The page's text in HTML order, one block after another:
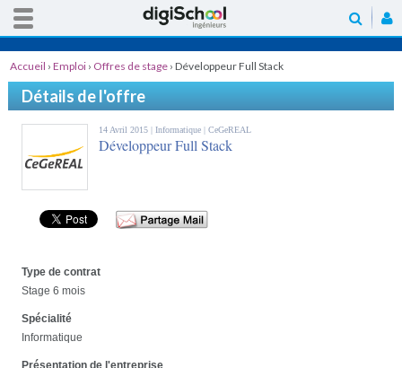
Accueil › Emploi › Offres de stage › Développeur Full Stack
Détails de l'offre
14 Avril 2015 | Informatique | CeGeREAL
Développeur Full Stack
Type de contrat
Stage 6 mois
Spécialité
Informatique
Présentation de l'entreprise